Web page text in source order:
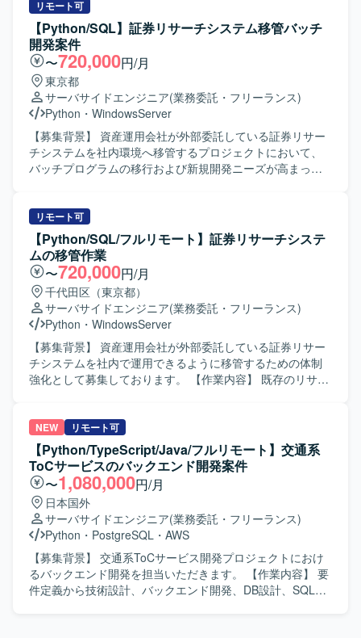
す。具体的には、各広告媒体の広告APIを利用した配信デー
タの取得およびWebスクレイピングによるデータ収集、取
得データの整形・集計、DBへの保存、レポートへの反映、
スプレッドシートのレポート枠作成と調整、予算超過アラ
ートなど各種ツールの作成、内部BIツールのダッシュボー
ド作成、外部クライアントへのデータ送信などを行ってい
ただきます。 【求める人物像】 広告配信データの特性を理
解しながら、自動化や効率化の観点で主体的に改善提案が
できる方を求めております。また、関係者とのコミュニケ
ーションを通じて要件を整理し、着実に開発・運用までや
りきる姿勢をお持ちの方が望ましいです。 【ポジションの
献できるポジションです。データ基盤からレポーティング
まで一連の流れに携わることで、データエンジニアリング
やアナリティクスの知見を広く深めていただけます。 【開
発環境】 言語はPythonとSQLを中心に、一部で
GoogleAppScriptを使用いたします。インフラおよびDBに
はAWS（EC2、S3、Athena）を利用し、Jenkinsや
Redash、Git Hub、Visual Studio Codeなどのツールを用い
て開発・運用を行っております。
リモート可
【Python/SQL】証券リサーチシステム移管バッチ
開発案件
〜720,000円/月
東京都
サーバサイドエンジニア(業務委託・フリーランス)
Python ・ WindowsServer
【募集背景】 資産運用会社が外部委託している証券リサー
チシステムを社内環境へ移管するプロジェクトにおいて、
バッチプログラムの移行および新規開発ニーズが高まって
ます。具体的には、Linuxサーバー上で稼働しているバッチ
プログラムをWindowsサーバー環境へ移行し、Pythonへの
書き換え作業を行っていただきます。 既存バッチの移行に
加え、移行後システムに必要となる新規バッチの開発も担
当していただきます。移行テストの計画・実施、リリース
作業、移行後の運用対応も含め、一連の開発ライフサイク
ルを通じてご参画いただきます。 【求める人物像】 業務要
件に対して主体的に取り組み、責任感を持って対応してい
ただける方を求めています。進捗状況や成果物、問題発生
時の状況について、適切なタイミングで報告・説明が行え
るコミュニケーション力をお持ちの方を歓迎いたします。
めています。 【ポジションの魅力】 証券リサーチという金
融領域のシステムに携わることで、ドメイン知識と技術ス
キルの両面を高めていただけます。既存システムの移管と
新規バッチ開発の両方を経験できるため、レガシー資産の
理解からモダナイズまで、一連のプロセスを通してスキル
アップが可能です。 PythonやSQLを活用したバッチ開発に
加え、生成AIの活用経験を積む機会もあり、今後のキャリ
ア形成に役立つプロジェクトとなっております。 【開発環
境】 OSはWindows環境をベースとし、PythonおよびSQL
を用いたバッチプログラムの開発を行います。既存のLinux
環境からの移管に伴い、Linux上のスクリプト資産を読み解
リモート可
【Python/SQL/フルリモート】証券リサーチシステ
ムの移管作業
〜720,000円/月
千代田区（東京都）
サーバサイドエンジニア(業務委託・フリーランス)
Python ・ WindowsServer
【募集背景】 資産運用会社が外部委託している証券リサー
チシステムを社内で運用できるように移管するための体制
強化として募集しております。 【作業内容】 既存のリサー
は、既存バッチのPythonへの書き換え、移行に伴うテスト
の実施、リリース作業および運用対応を行っていただきま
す。あわせて、必要に応じて新規バッチの設計・開発・テ
ストもご対応いただきます。 【求める人物像】 業務要件に
対して主体的かつ責任感を持って取り組んでいただける方
を求めております。適切なタイミングで進捗や成果、問題
発生時の状況を分かりやすく報告・説明できる方を歓迎い
たします。また、株式情報を取り扱うにあたり、高い倫理
観をお持ちの方を想定しております。 【ポジションの魅
力】 証券領域におけるリサーチシステムの移管プロジェク
トに関わることで、金融ドメインの知見を深めながら、
NEW リモート可
【Python/TypeScript/Java/フルリモート】交通系
ToCサービスのバックエンド開発案件
〜1,080,000円/月
日本国外
サーバサイドエンジニア(業務委託・フリーランス)
Python ・ PostgreSQL ・ AWS
【募集背景】 交通系ToCサービス開発プロジェクトにおけ
るバックエンド開発を担当いただきます。 【作業内容】 要
件定義から技術設計、バックエンド開発、DB設計、SQL実